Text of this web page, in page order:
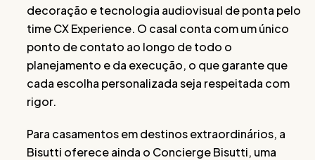
decoração e tecnologia audiovisual de ponta pelo
time CX Experience. O casal conta com um único
ponto de contato ao longo de todo o
planejamento e da execução, o que garante que
cada escolha personalizada seja respeitada com
rigor.
Para casamentos em destinos extraordinários, a
Bisutti oferece ainda o Concierge Bisutti, uma